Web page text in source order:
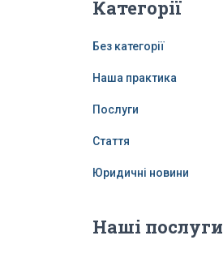
Категорії
Без категорії
Наша практика
Послуги
Стаття
Юридичні новини
Наші послуги